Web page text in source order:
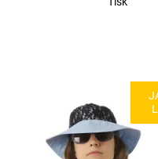
MODEL: R202 | Originální
klobouk na jaro a léto se
dýnkem a širokou krempou.
Bleděmodrá bavlněná tkanina je
doplněna...